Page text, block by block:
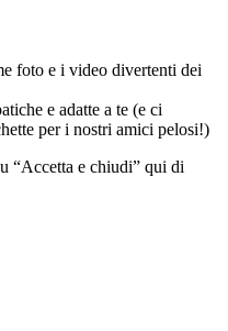
foto e i video divertenti dei
e adatte a te (e ci
per i nostri amici pelosi!)
“Accetta e chiudi” qui di